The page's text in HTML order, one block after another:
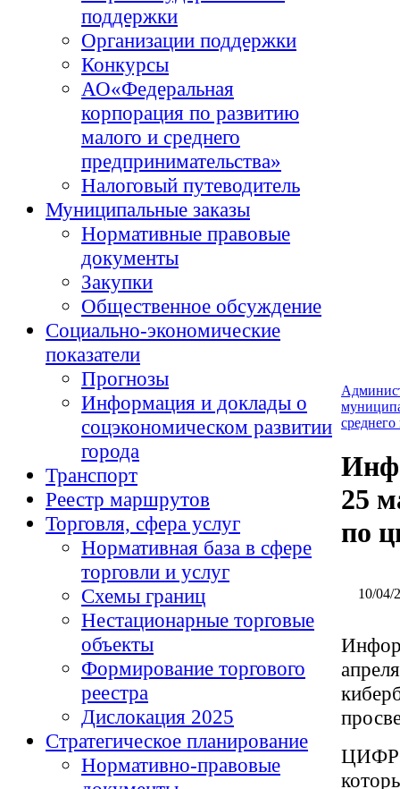
поддержки
Организации поддержки
Конкурсы
АО«Федеральная
корпорация по развитию
малого и среднего
предпринимательства»
Налоговый путеводитель
Муниципальные заказы
Нормативные правовые
документы
Закупки
Общественное обсуждение
Социально-экономические
показатели
Прогнозы
Информация и доклады о
соцэкономическом развитии
города
Транспорт
Реестр маршрутов
Торговля, сфера услуг
Нормативная база в сфере
торговли и услуг
Схемы границ
Нестационарные торговые
объекты
Формирование торгового
реестра
Дислокация 2025
Стратегическое планирование
Нормативно-правовые
25
по
10/04/